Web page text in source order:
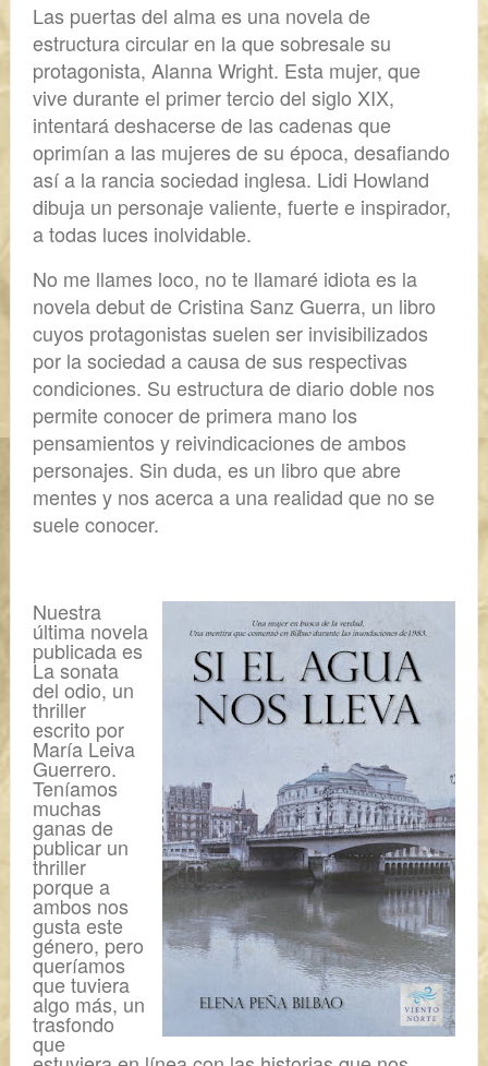
Las puertas del almaes una novela de
estructura circular en la que sobresale su
protagonista, Alanna Wright. Esta mujer, que
vive durante el primer tercio del siglo XIX,
intentará deshacerse de las cadenas que
oprimían a las mujeres de su época, desafiando
así a la rancia sociedad inglesa. Lidi Howland
dibuja un personaje valiente, fuerte e inspirador,
a todas luces inolvidable.
No me llames loco, no te llamaré idiotaes la
novela debut de Cristina Sanz Guerra, un libro
cuyos protagonistas suelen ser invisibilizados
por la sociedad a causa de sus respectivas
condiciones. Su estructura de diario doble nos
permite conocer de primera mano los
pensamientos y reivindicaciones de ambos
personajes. Sin duda, es un libro que abre
mentes y nos acerca a una realidad que no se
suele conocer.
Nuestra
última novela
publicada es
La sonata
del odio, un
thriller
escrito por
María Leiva
Guerrero.
Teníamos
muchas
ganas de
publicar un
thriller
porque a
ambos nos
gusta este
género, pero
queríamos
que tuviera
algo más, un
trasfondo
que